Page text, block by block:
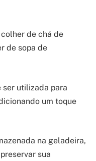
de chá de
de sopa de
ser utilizada para
um toque
na geladeira,
sua